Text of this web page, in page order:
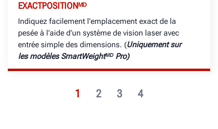
1 2 3 4
EXACTPOSITIONᴹᴰ
Indiquez facilement l’emplacement exact de la
pesée à l’aide d’un système de vision laser avec
entrée simple des dimensions. (Uniquement sur
les modèles SmartWeightᴹᴰ Pro)